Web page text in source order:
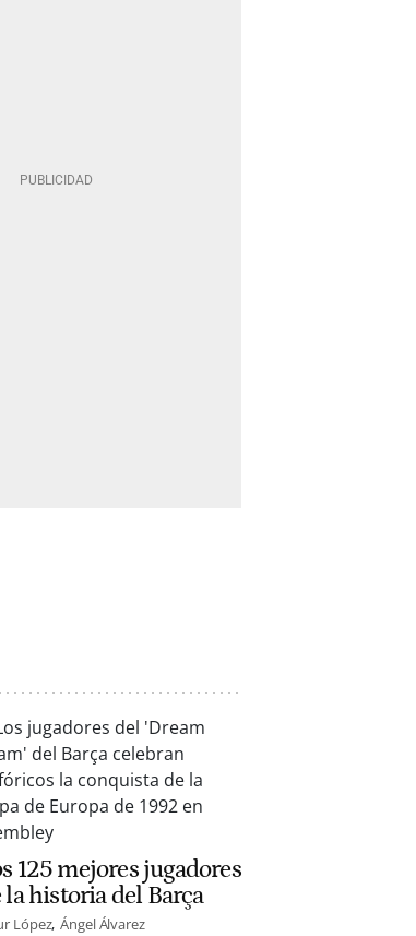
125 mejores jugadores
la historia del Barça
López Ángel Álvarez